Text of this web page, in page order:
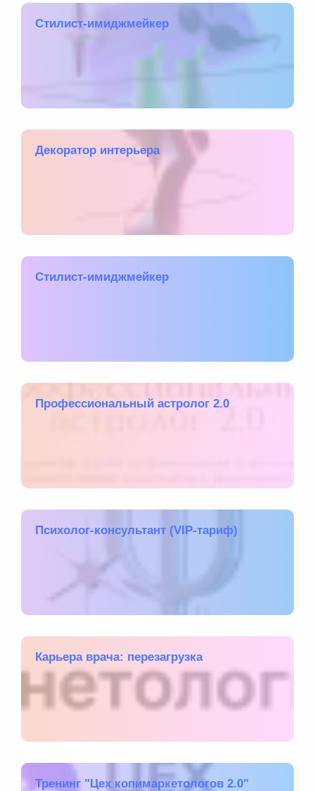
Стилист-имиджмейкер
Декоратор интерьера
Стилист-имиджмейкер
Профессиональный астролог 2.0
Психолог-консультант (VIP-тариф)
Карьера врача: перезагрузка
Тренинг "Цех копимаркетологов 2.0"